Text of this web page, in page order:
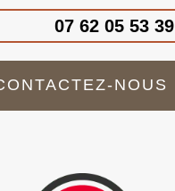
07 62 05 53 39
NOUS